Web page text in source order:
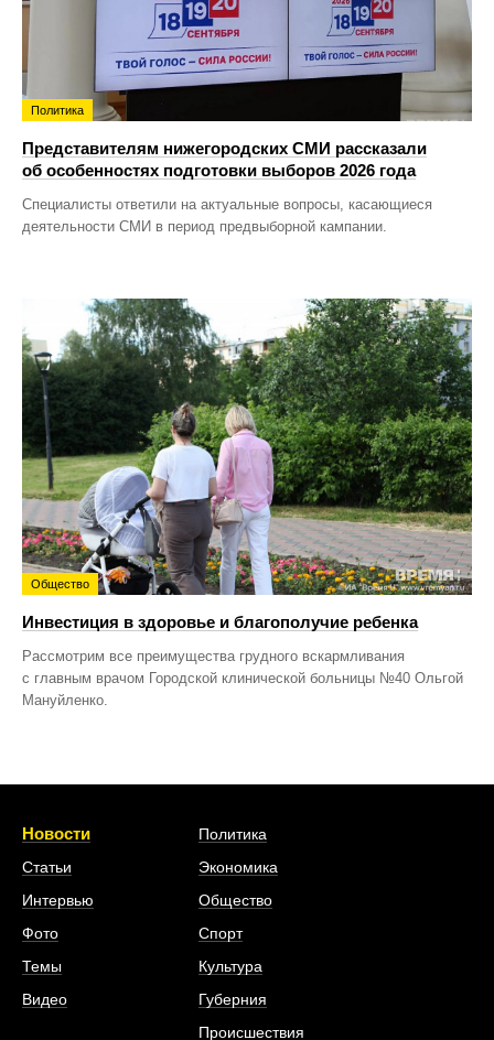
Политика
Представителям нижегородских СМИ рассказали
об особенностях подготовки выборов 2026 года
Специалисты ответили на актуальные вопросы, касающиеся
деятельности СМИ в период предвыборной кампании.
Общество
Инвестиция в здоровье и благополучие ребенка
Рассмотрим все преимущества грудного вскармливания
с главным врачом Городской клинической больницы №40 Ольгой
Мануйленко.
Новости
Статьи
Интервью
Фото
Темы
Видео
Политика
Экономика
Общество
Спорт
Культура
Губерния
Происшествия